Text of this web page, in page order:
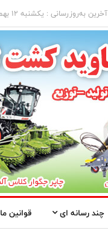
آخرین به‌روزرسانی : يکشنبه 12 بهمن 1404
چند رسانه ای قوانین ما